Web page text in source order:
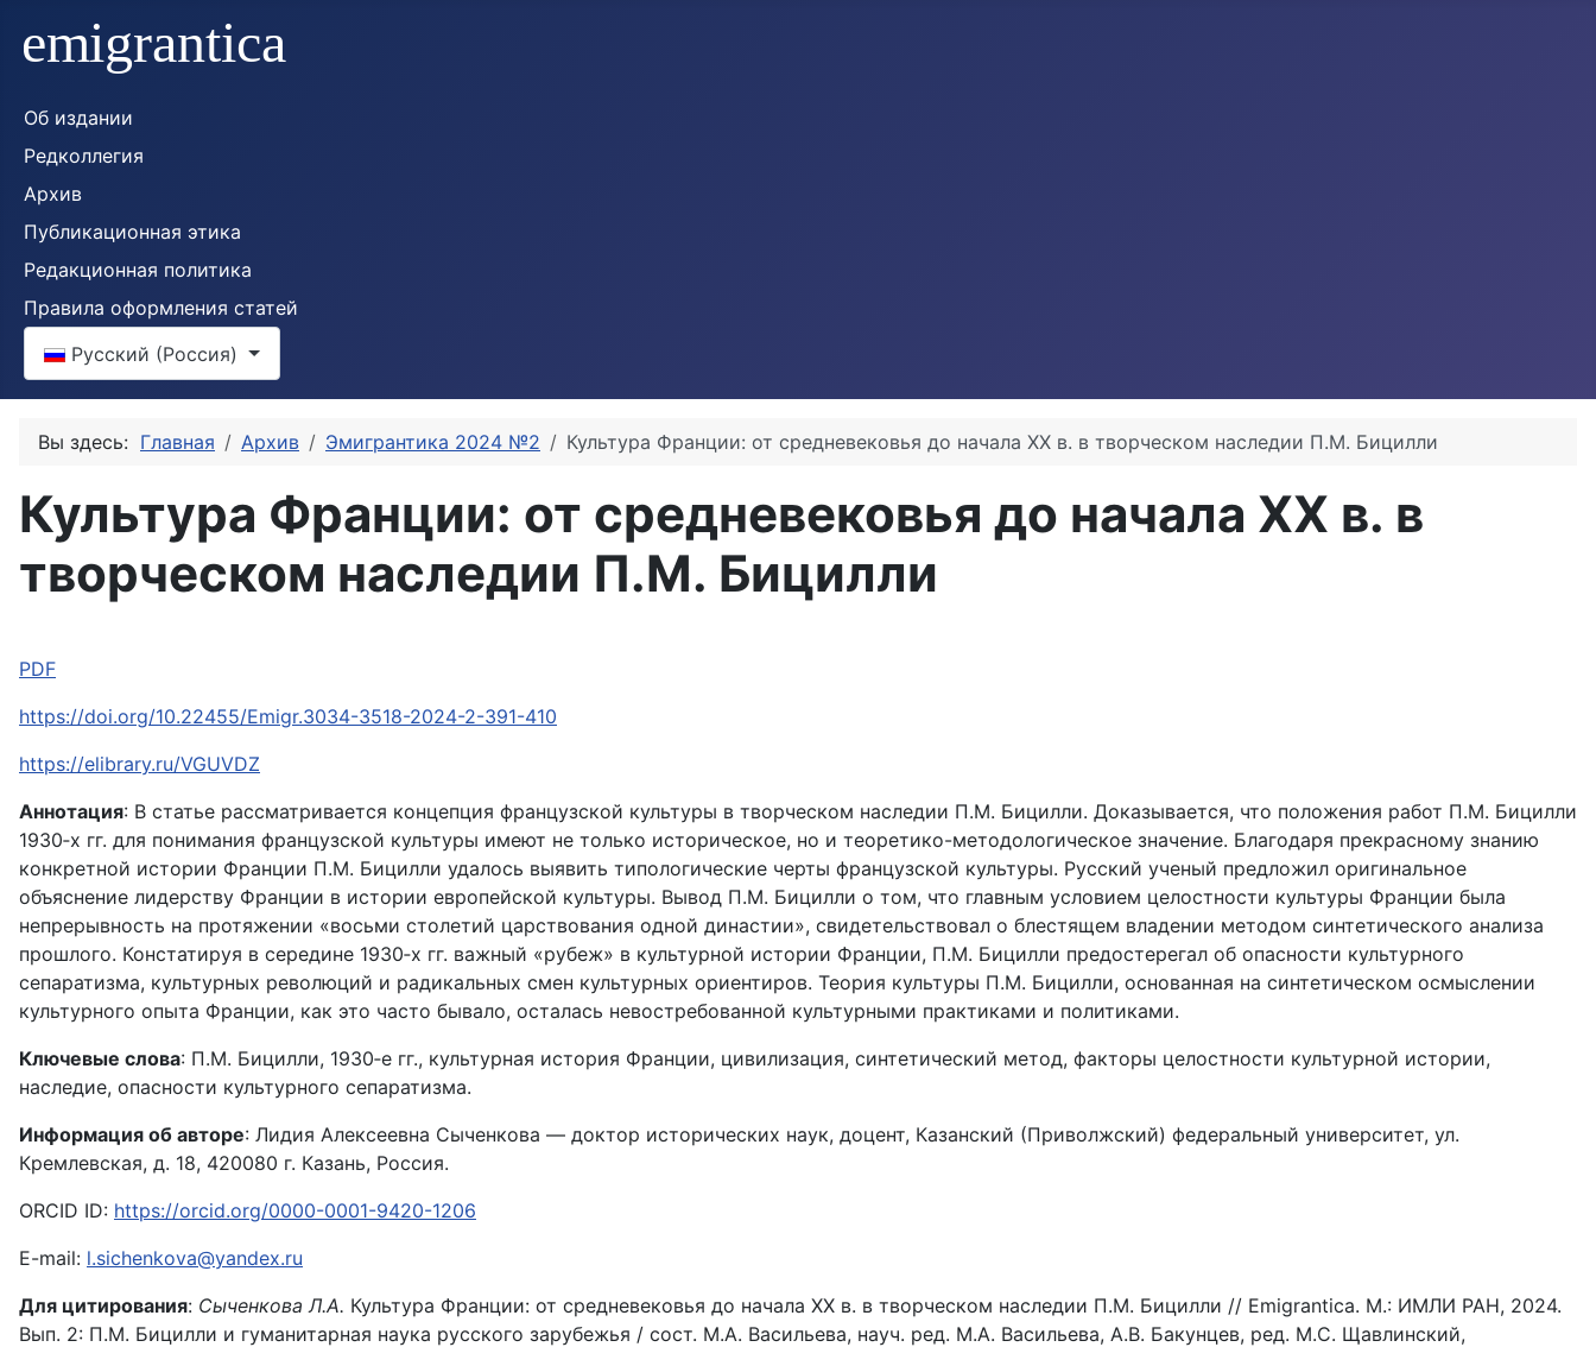
Об издании
Редколлегия
Архив
Публикационная этика
Редакционная политика
Правила оформления статей
Выберите язык
Русский (Россия)
Вы здесь: Главная Архив Эмигрантика 2024 №2 Культура Франции: от средневековья до начала XX в. в творческом наследии П.М. Бицилли
Культура Франции: от средневековья до начала XX в. в
творческом наследии П.М. Бицилли
PDF
https://doi.org/10.22455/Emigr.3034-3518-2024-2-391-410
https://elibrary.ru/VGUVDZ
Аннотация: В статье рассматривается концепция французской культуры в творческом наследии П.М. Бицилли. Доказывается, что положения работ П.М. Бицилли
1930‑х гг. для понимания французской культуры имеют не только историческое, но и теоретико-методологическое значение. Благодаря прекрасному знанию
конкретной истории Франции П.М. Бицилли удалось выявить типологические черты французской культуры. Русский ученый предложил оригинальное
объяснение лидерству Франции в истории европейской культуры. Вывод П.М. Бицилли о том, что главным условием целостности культуры Франции была
непрерывность на протяжении «восьми столетий царствования одной династии», свидетельствовал о блестящем владении методом синтетического анализа
прошлого. Констатируя в середине 1930‑х гг. важный «рубеж» в культурной истории Франции, П.М. Бицилли предостерегал об опасности культурного
сепаратизма, культурных революций и радикальных смен культурных ориентиров. Теория культуры П.М. Бицилли, основанная на синтетическом осмыслении
культурного опыта Франции, как это часто бывало, осталась невостребованной культурными практиками и политиками.
Ключевые слова: П.М. Бицилли, 1930‑е гг., культурная история Франции, цивилизация, синтетический метод, факторы целостности культурной истории,
наследие, опасности культурного сепаратизма.
Информация об авторе: Лидия Алексеевна Сыченкова — доктор исторических наук, доцент, Казанский (Приволжский) федеральный университет, ул.
Кремлевская, д. 18, 420080 г. Казань, Россия.
ORCID ID: https://orcid.org/0000-0001-9420-1206
E-mail: l.sichenkova@yandex.ru
Для цитирования: Сыченкова Л.А. Культура Франции: от средневековья до начала XX в. в творческом наследии П.М. Бицилли // Emigrantica. М.: ИМЛИ РАН, 2024.
Вып. 2: П.М. Бицилли и гуманитарная наука русского зарубежья / сост. М.А. Васильева, науч. ред. М.А. Васильева, А.В. Бакунцев, ред. М.С. Щавлинский,